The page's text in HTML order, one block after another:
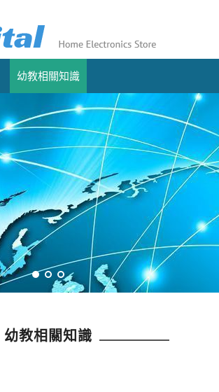
幼教相關知識
幼教相關知識